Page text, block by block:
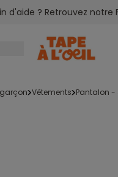
d'aide ? Retrouvez notre
garçon vêtements pantalon